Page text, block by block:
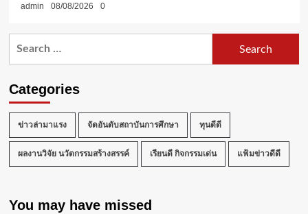
admin 08/08/2026 0
Categories
ข่าวล่ามาแรง จัดอันดับสถาบันการศึกษา ทุนดีดี
ผลงานวิจัย นวัตกรรมสร้างสรรค์ เรียนดี กิจกรรมเด่น แฟ้มข่าวดีดี
You may have missed